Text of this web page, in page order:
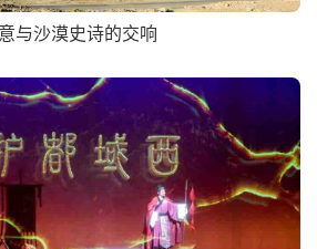
与沙漠史诗的交响